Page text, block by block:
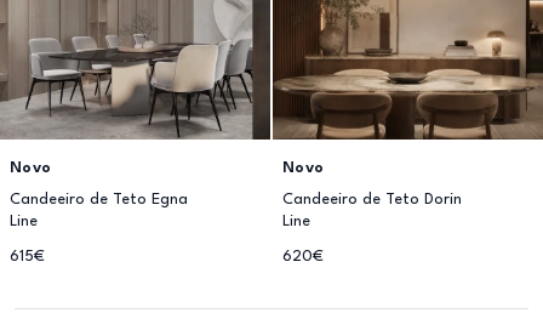
Novo
Candeeiro de Teto Egna
Line
615€
Novo
Candeeiro de Teto Dorin
Line
620€